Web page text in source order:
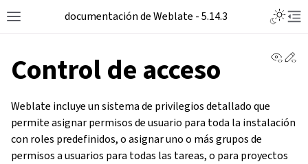
documentación de Weblate - 5.14.3
Control de acceso
Weblate incluye un sistema de privilegios detallado que
permite asignar permisos de usuario para toda la instalación
con roles predefinidos, o asignar uno o más grupos de
permisos a usuarios para todas las tareas, o para proyectos